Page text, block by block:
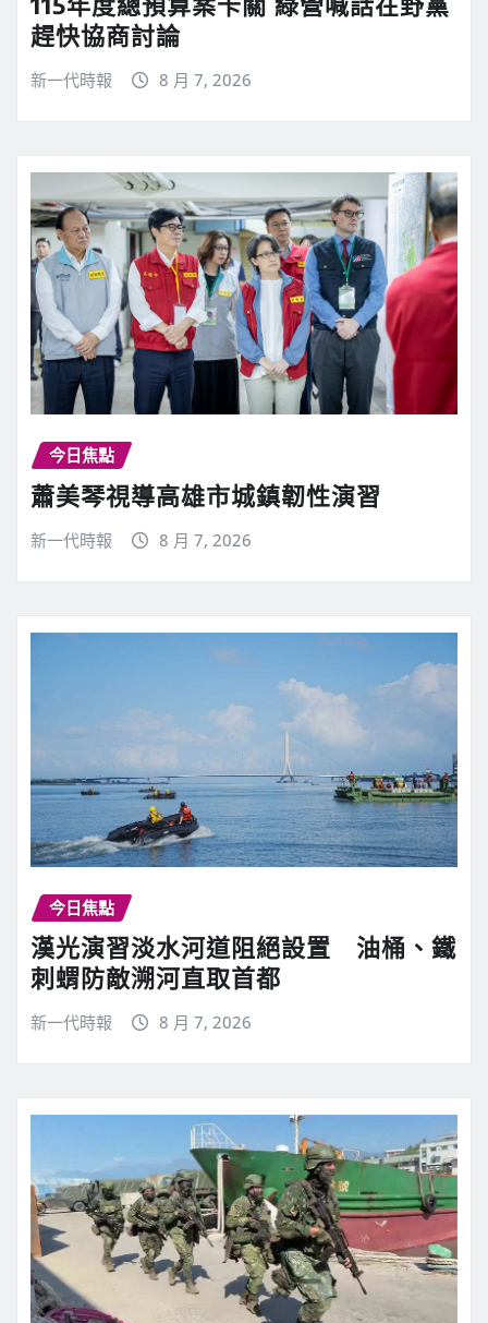
趕快協商討論
新一代時報 8 月 7, 2026
今日焦點
蕭美琴視導高雄市城鎮韌性演習
新一代時報 8 月 7, 2026
今日焦點
漢光演習淡水河道阻絕設置 油桶、鐵
刺蝟防敵溯河直取首都
新一代時報 8 月 7, 2026